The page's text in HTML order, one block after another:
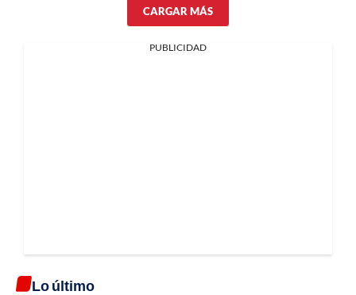
CARGAR MÁS
PUBLICIDAD
Lo último